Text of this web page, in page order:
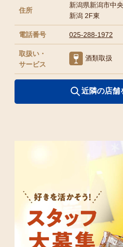
住所
新潟県新潟市中
新潟 2F東
電話番号 025-288-1972
取扱い・
サービス
酒類取扱